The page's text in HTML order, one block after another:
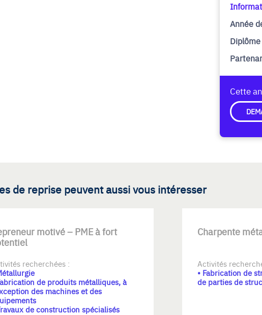
Année
Cette
de reprise peuvent aussi vous intéresser
motivé – PME à fort
recherchées :
de produits métalliques, à
des machines et des
de construction spécialisés
Charpente
Activités
• Fabrication de
de parties de